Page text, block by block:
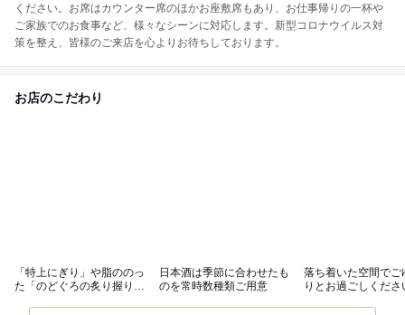
ください。お席はカウンター席のほかお座敷席もあり、お仕事帰りの一杯や
ご家族でのお食事など、様々なシーンに対応します。新型コロナウイルス対
策を整え、皆様のご来店を心よりお待ちしております。
お店のこだわり
「特上にぎり」や脂ののっ
た「のどぐろの炙り握り」
日本酒は季節に合わせたも
のを常時数種類ご用意
落ち着いた空間でご
りとお過ごしくださ